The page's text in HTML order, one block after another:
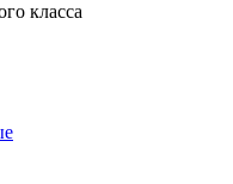
класса